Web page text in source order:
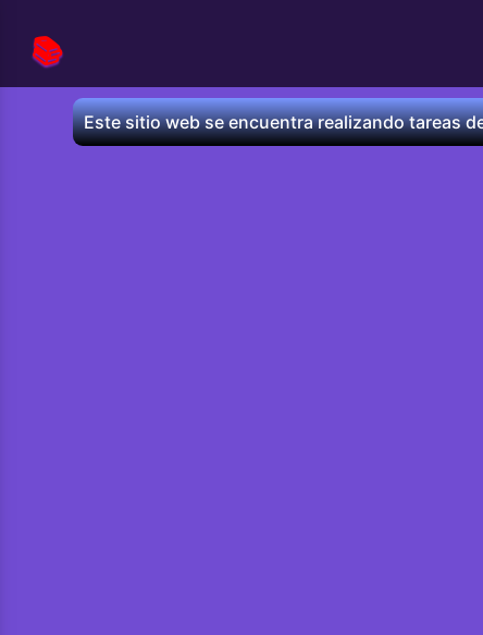
📚
Este sitio web se encuentra realizando tareas